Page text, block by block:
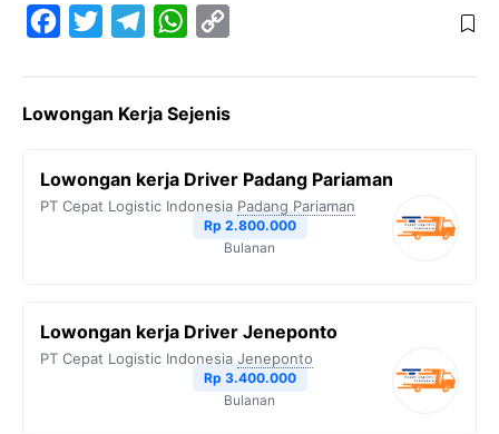
e
o
t
e
e
r
W
t
A
y
i
n
k
Lowongan Kerja Sejenis
Lowongan kerja Driver Padang Pariaman
PT Cepat Logistic Indonesia Padang Pariaman
Rp 2.800.000
Bulanan
Lowongan kerja Driver Jeneponto
PT Cepat Logistic Indonesia Jeneponto
Rp 3.400.000
Bulanan